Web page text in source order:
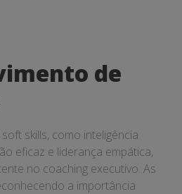
de
skills, como inteligência
eficaz e liderança empática,
no coaching executivo. As
a importância